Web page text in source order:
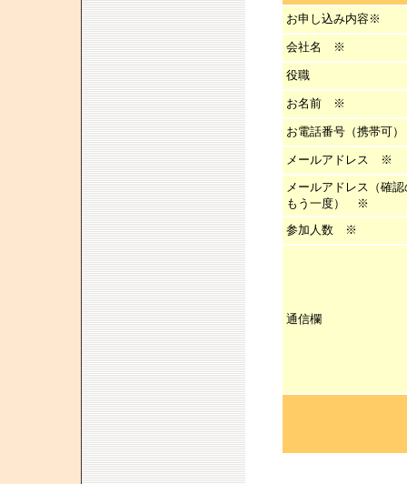
お申し込み内容※
会社名 ※
役職
お名前 ※
お電話番号（携帯可
メールアドレス ※
メールアドレス（確
もう一度） ※
参加人数 ※
通信欄